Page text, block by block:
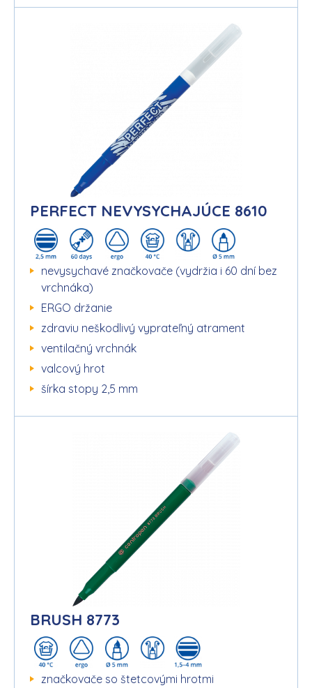
PERFECT NEVYSYCHAJÚCE 8610
nevysychavé značkovače (vydržia i 60 dní bez
vrchnáka)
ERGO držanie
zdraviu neškodlivý vyprateľný atrament
ventilačný vrchnák
valcový hrot
šírka stopy 2,5 mm
BRUSH 8773
značkovače so štetcovými hrotmi